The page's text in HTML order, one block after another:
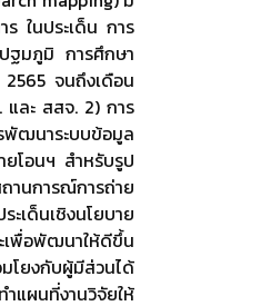
ในประเด็น การ
ฐมภูมิ การศึกษา
จนถึงเดือน
ละ สสจ. 2) การ
พัฒนาระบบข้อมูล
โอนฯ สำหรับรูป
านการณ์การถ่าย
เด็นเชิงนโยบาย
เพื่อพัฒนาให้ดีขึ้น
โยงกับผู้มีส่วนได้
แผนที่งานวิจัยให้